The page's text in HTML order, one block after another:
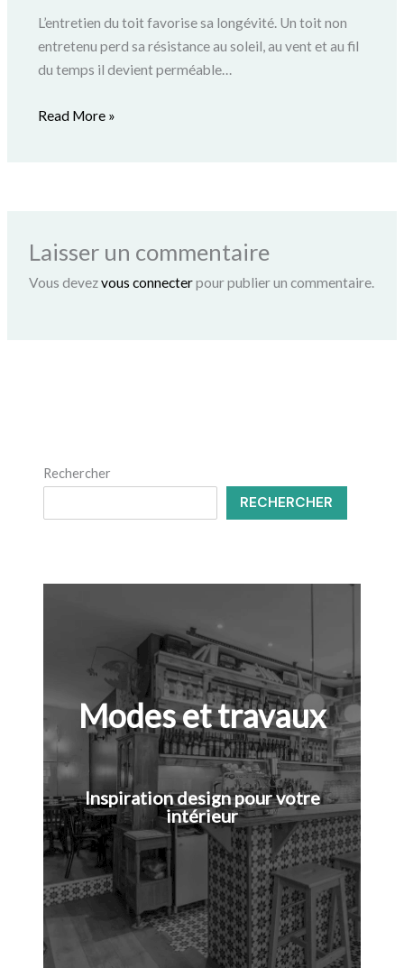
L’entretien du toit favorise sa longévité. Un toit non
entretenu perd sa résistance au soleil, au vent et au fil
du temps il devient perméable…
Read More »
Laisser un commentaire
Vous devezvous connecterpour publier un commentaire.
Rechercher
RECHERCHER
Modes et travaux
Inspiration design pour votre
intérieur